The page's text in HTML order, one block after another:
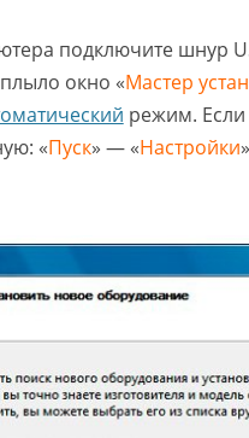
подключите шнур
окно «Мастер
режим. Если
«Пуск» — «Настройки